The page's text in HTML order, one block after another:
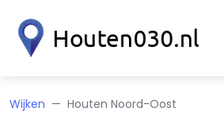
Wijken Houten Noord-Oost